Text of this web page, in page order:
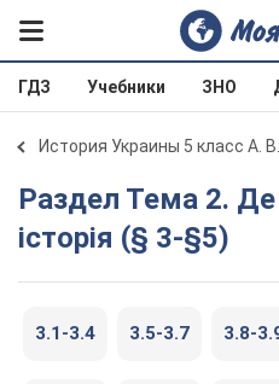
ГДЗ Учебники ЗНО
История Украины 5 класс А.
Раздел Тема 2. Де відбувається
історія (§ 3-§5)
3.1-3.4 3.5-3.7 3.8-